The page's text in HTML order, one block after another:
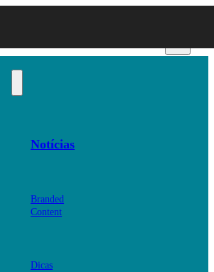
Notícias
Branded
Content
Dicas